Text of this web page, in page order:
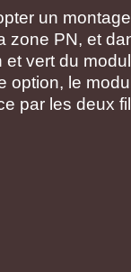
un
zone PN, et
vert du
option, le
par les deux